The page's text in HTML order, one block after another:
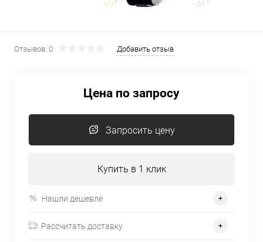
Отзывов: 0 Добавить отзыв
Цена по запросу
Запросить цену
Купить в 1 клик
Нашли дешевле
Рассчитать доставку